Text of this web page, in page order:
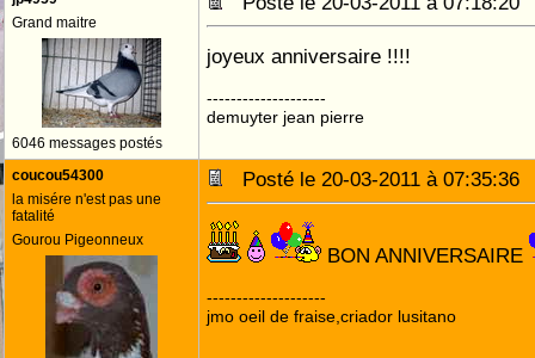
Grand maitre
6046 messages postés
joyeux anniversaire !!!!
--------------------
demuyter jean pierre
coucou54300
la misére n'est pas une
fatalité
Gourou Pigeonneux
Posté le 20-03-2011 à
BON ANNIVERSAIRE
--------------------
jmo oeil de fraise,criador lusitano